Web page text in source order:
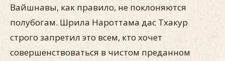
Вайшнавы, как правило, не поклоняются
полубогам. Шрила Нароттама дас Тхакур
строго запретил это всем, кто хочет
совершенствоваться в чистом преданном